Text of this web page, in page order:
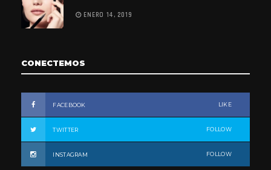
ENERO 14, 2019
CONECTEMOS
FACEBOOK LIKE
TWITTER FOLLOW
INSTAGRAM FOLLOW